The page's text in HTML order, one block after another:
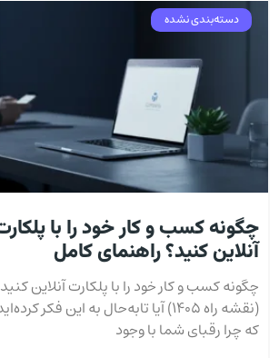
دسته‌بندی نشده
چگونه کسب و کار خود را با
آنلاین کنید؟ راهنمای کامل
چگونه کسب و کار خود را با پلکارت آنلاین
(نقشه راه ۱۴۰۵) آیا تا‌به‌حال به این فکر
که چرا رقبای شما با وجود